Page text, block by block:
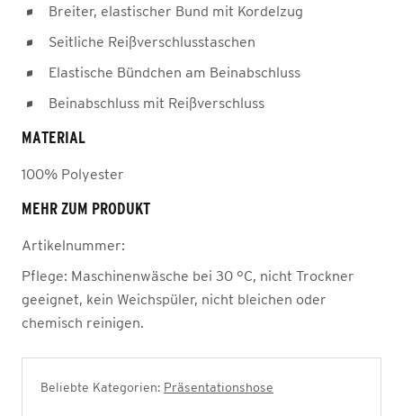
Breiter, elastischer Bund mit Kordelzug
Seitliche Reißverschlusstaschen
Elastische Bündchen am Beinabschluss
Beinabschluss mit Reißverschluss
MATERIAL
100% Polyester
MEHR ZUM PRODUKT
Artikelnummer:
Pflege: Maschinenwäsche bei 30 °C, nicht Trockner
geeignet, kein Weichspüler, nicht bleichen oder
chemisch reinigen.
Beliebte Kategorien: Präsentationshose